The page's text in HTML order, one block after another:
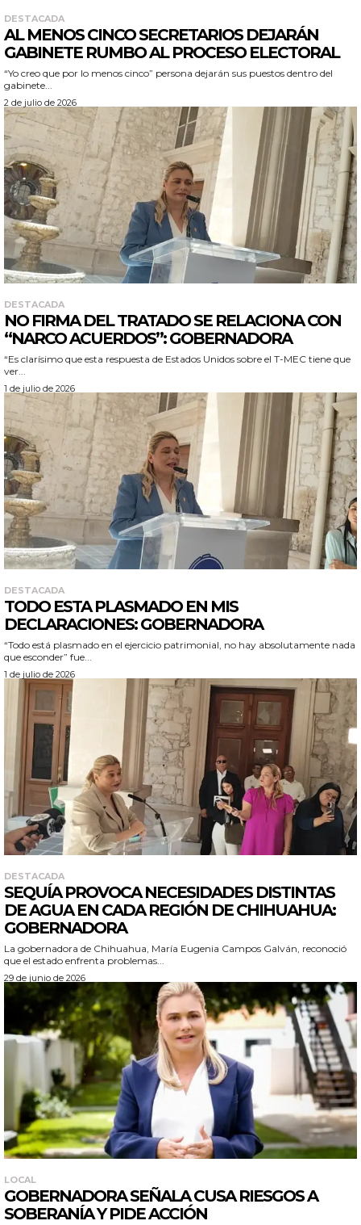
DESTACADA
AL MENOS CINCO SECRETARIOS DEJARÁN
GABINETE RUMBO AL PROCESO ELECTORAL
“Yo creo que por lo menos cinco” persona dejarán sus puestos dentro del
gabinete...
2 de julio de 2026
DESTACADA
NO FIRMA DEL TRATADO SE RELACIONA CON
“NARCO ACUERDOS”: GOBERNADORA
“Es clarísimo que esta respuesta de Estados Unidos sobre el T-MEC tiene que
ver...
1 de julio de 2026
DESTACADA
TODO ESTA PLASMADO EN MIS
DECLARACIONES: GOBERNADORA
“Todo está plasmado en el ejercicio patrimonial, no hay absolutamente nada
que esconder” fue...
1 de julio de 2026
DESTACADA
SEQUÍA PROVOCA NECESIDADES DISTINTAS
DE AGUA EN CADA REGIÓN DE CHIHUAHUA:
GOBERNADORA
La gobernadora de Chihuahua, María Eugenia Campos Galván, reconoció
que el estado enfrenta problemas...
29 de junio de 2026
LOCAL
GOBERNADORA SEÑALA CUSA RIESGOS A
SOBERANÍA Y PIDE ACCIÓN